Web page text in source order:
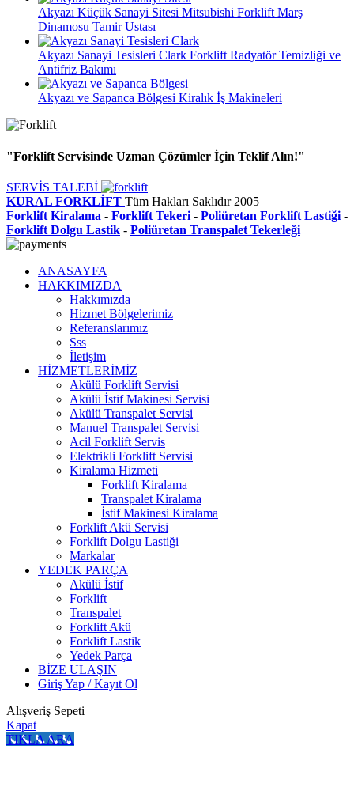
Akyazı Küçük Sanayi Sitesi Mitsubishi Forklift Marş
Dinamosu Tamir Ustası
Akyazı Sanayi Tesisleri Clark Forklift Radyatör Temizliği ve
Antifriz Bakımı
Akyazı ve Sapanca Bölgesi Kiralık İş Makineleri
"Forklift Servisinde Uzman Çözümler İçin Teklif Alın!"
SERVİS TALEBİ
KURAL FORKLİFT Tüm Hakları Saklıdır 2005
Forklift Kiralama - Forklift Tekeri - Poliüretan Forklift Lastiği -
Forklift Dolgu Lastik - Poliüretan Transpalet Tekerleği
ANASAYFA
HAKKIMIZDA
Hakkımızda
Hizmet Bölgelerimiz
Referanslarımız
Sss
İletişim
HİZMETLERİMİZ
Akülü Forklift Servisi
Akülü İstif Makinesi Servisi
Akülü Transpalet Servisi
Manuel Transpalet Servisi
Acil Forklift Servis
Elektrikli Forklift Servisi
Kiralama Hizmeti
Forklift Kiralama
Transpalet Kiralama
İstif Makinesi Kiralama
Forklift Akü Servisi
Forklift Dolgu Lastiği
Markalar
YEDEK PARÇA
Akülü İstif
Forklift
Transpalet
Forklift Akü
Forklift Lastik
Yedek Parça
BİZE ULAŞIN
Giriş Yap / Kayıt Ol
Alışveriş Sepeti
Kapat
TIKLA ARA